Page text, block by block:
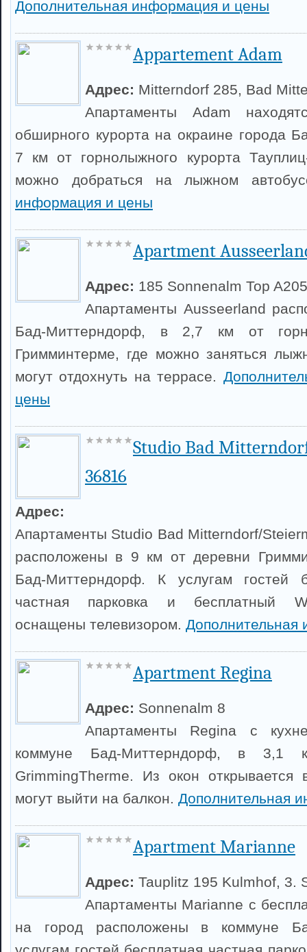
Дополнительная информация и цены
Appartement Adam
Адрес: Mitterndorf 285, Bad
Апартаменты Adam
обширного курорта на окраине города
7 км от горнолыжного курорта
можно добраться на лыжном
информация и цены
Apartment
Адрес: 185 Sonnenalm Top A205
Апартаменты Ausseerland
Бад-Миттерндорф, в 2,7 км от
Гримминтерме, где можно заняться
могут отдохнуть на террасе.
цены
Studio Bad
36816
Адрес:
Апартаменты Studio Bad Mitterndorf/
расположены в 9 км от деревни
Бад-Миттерндорф. К услугам гостей
частная парковка и бесплатный
оснащены телевизором.
Apartment Regina
Адрес: Sonnenalm 8
Апартаменты Regina с
коммуне Бад-Миттерндорф, в 3,1
GrimmingTherme. Из окон открывается
могут выйти на балкон. Дополнительная
Apartment Marianne
Адрес: Tauplitz 195 Kulmhof, 3.
Апартаменты Marianne с
на город расположены в коммуне